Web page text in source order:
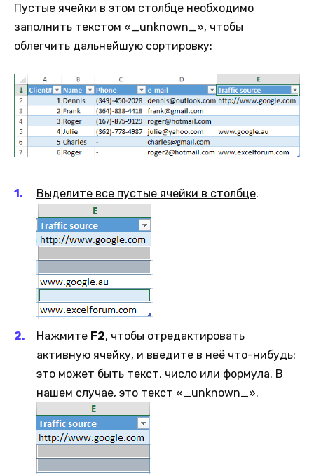
Пустые ячейки в этом столбце необходимо
заполнить текстом «_unknown_», чтобы
облегчить дальнейшую сортировку:
Выделите все пустые ячейки в столбце.
Нажмите F2, чтобы отредактировать
активную ячейку, и введите в неё что-нибудь:
это может быть текст, число или формула. В
нашем случае, это текст «_unknown_».